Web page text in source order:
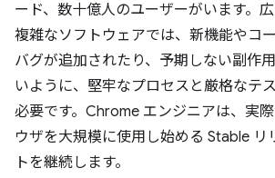
ード、数十億人のユーザーがいます。
複雑なソフトウェアでは、新機能やコ
バグが追加されたり、予期しない副作
いように、堅牢なプロセスと厳格なテ
必要です。Chrome エンジニアは、実
ウザを大規模に使用し始める Stable リ
トを継続します。